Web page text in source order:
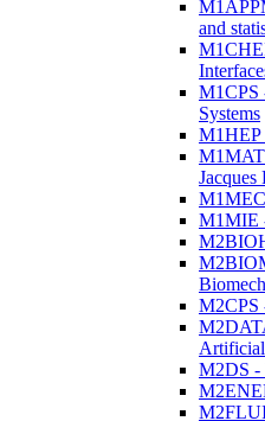
and
M1CPS
Systems
M1HEP
Jacques
M1MIE
M2CPS
M2DS -